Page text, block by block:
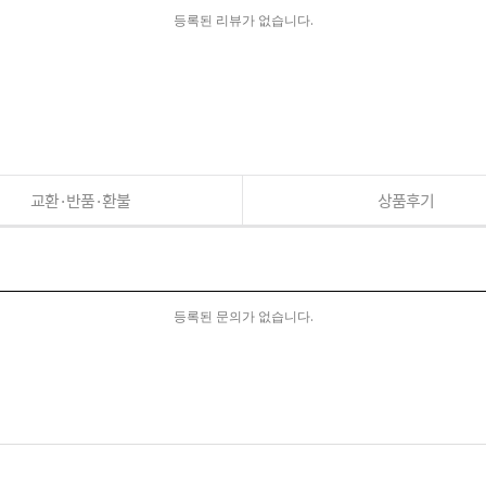
등록된 리뷰가 없습니다.
교환·반품·환불 상품후기
등록된 문의가 없습니다.